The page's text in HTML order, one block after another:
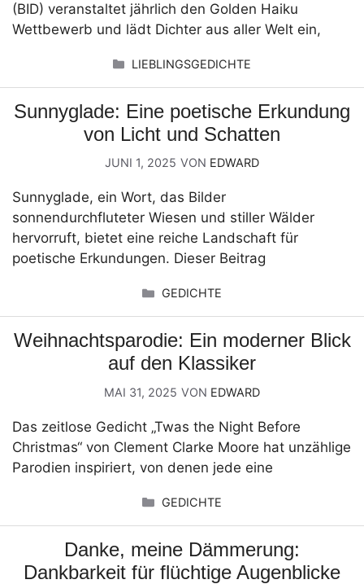
(BID) veranstaltet jährlich den Golden Haiku
Wettbewerb und lädt Dichter aus aller Welt ein,
KATEGORIEN
LIEBLINGSGEDICHTE
Sunnyglade: Eine poetische Erkundung
von Licht und Schatten
JUNI 1, 2025 VON EDWARD
Sunnyglade, ein Wort, das Bilder
sonnendurchfluteter Wiesen und stiller Wälder
hervorruft, bietet eine reiche Landschaft für
poetische Erkundungen. Dieser Beitrag
KATEGORIEN
GEDICHTE
Weihnachtsparodie: Ein moderner Blick
auf den Klassiker
MAI 31, 2025 VON EDWARD
Das zeitlose Gedicht „Twas the Night Before
Christmas“ von Clement Clarke Moore hat unzählige
Parodien inspiriert, von denen jede eine
KATEGORIEN
GEDICHTE
Danke, meine Dämmerung:
Dankbarkeit für flüchtige Augenblicke